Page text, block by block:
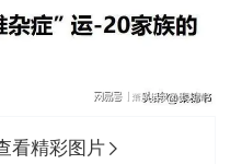
看精彩图片